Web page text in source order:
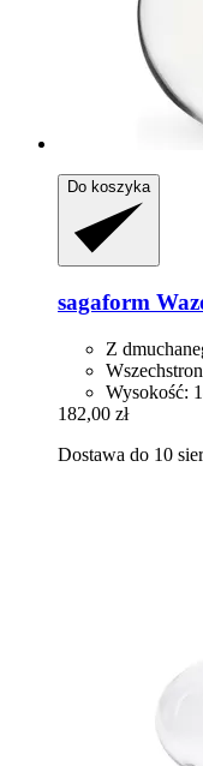
Do koszyka
sagaform
Z
Wysokość:
182,00 zł
Dostawa do 10